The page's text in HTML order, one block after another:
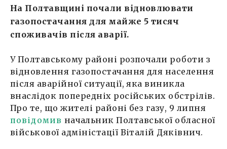
На Полтавщині почали відновлювати
газопостачання для майже 5 тисяч
споживачів після аварії.
У Полтавському районі розпочали роботи з
відновлення газопостачання для населення
після аварійної ситуації, яка виникла
внаслідок попередніх російських обстрілів.
Про те, що жителі районі без газу, 9 липня
повідомив начальник Полтавської обласної
військової адміністації Віталій Дяківнич.